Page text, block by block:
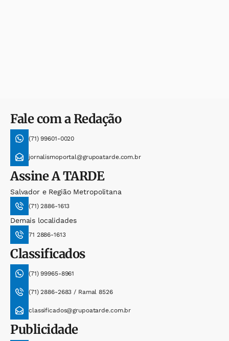
Fale com a Redação
(71) 99601-0020
jornalismoportal@grupoatarde.com.br
AssineA TARDE
Salvador e Região Metropolitana
(71) 2886-1613
Demais localidades
71 2886-1613
Classificados
(71) 99965-8961
(71) 2886-2683 / Ramal 8526
classificados@grupoatarde.com.br
Publicidade